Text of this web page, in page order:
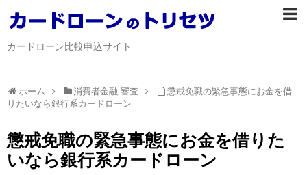
カードローン比較申込サイト
ホーム 消費者金融 審査
懲戒免職の緊急事態にお金を借
りたいなら銀行系カードローン
懲戒免職の緊急事態にお金を借りた
いなら銀行系カードローン